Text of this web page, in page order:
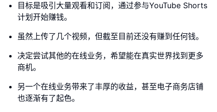
目标是吸引大量观看和订阅，通过参与YouTube Shorts
计划开始赚钱。
虽然上传了几个视频，但截至目前还没有赚到任何钱。
决定尝试其他的在线业务，希望能在真实世界找到更多
商机。
另一个在线业务带来了丰厚的收益，甚至电子商务店铺
也逐渐有了起色。